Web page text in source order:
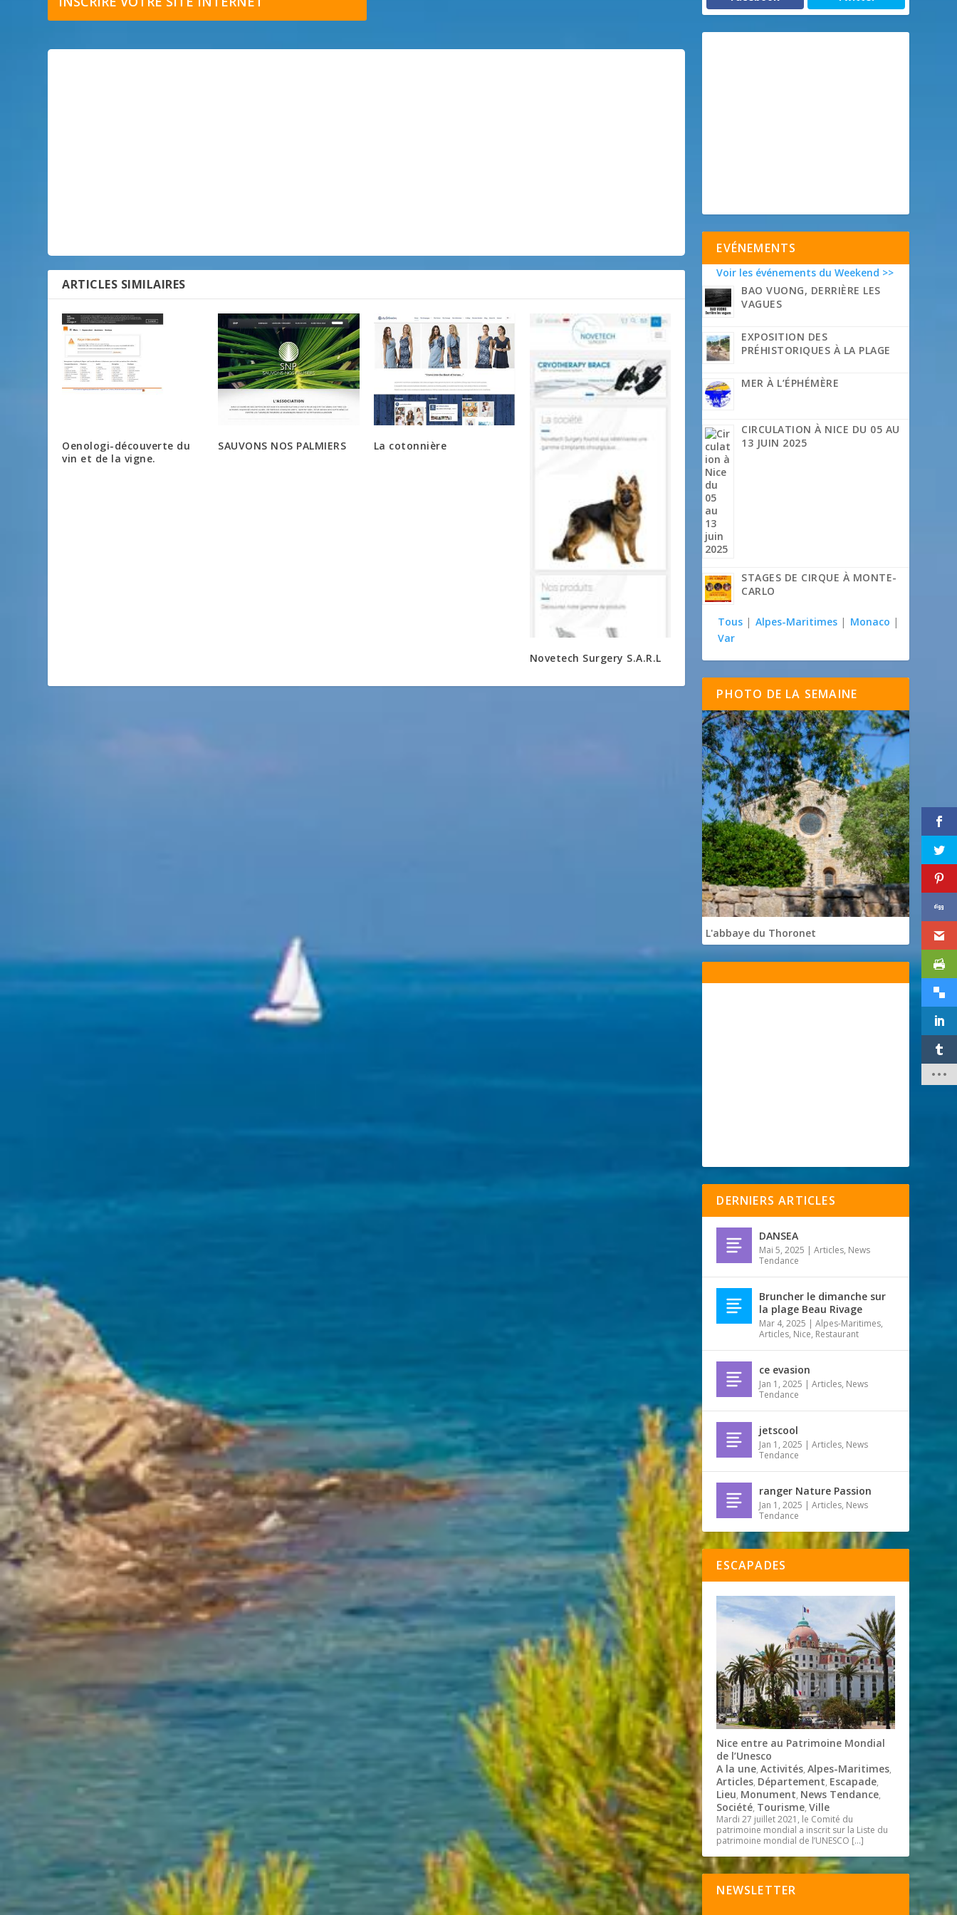
ARTICLES SIMILAIRES
Oenologi-découverte du
vin et de la vigne.
SAUVONS NOS PALMIERS La cotonnière
Novetech Surgery S.A.R.L
EVÉNEMENTS
Voir les événements du Weekend >>
BAO VUONG, DERRIÈRE LES
VAGUES
EXPOSITION DES
PRÉHISTORIQUES À LA PLAGE
MER À L’ÉPHÉMÈRE
CIRCULATION À NICE DU 05 AU
13 JUIN 2025
STAGES DE CIRQUE À MONTE-
CARLO
Tous | Alpes-Maritimes | Monaco |
Var
PHOTO DE LA SEMAINE
L'abbaye du Thoronet
DERNIERS ARTICLES
DANSEA
Mai 5, 2025 |Articles, News
Tendance
Bruncher le dimanche sur
la plage Beau Rivage
Mar 4, 2025 |Alpes-Maritimes,
Articles, Nice, Restaurant
ce evasion
Jan 1, 2025 |Articles, News
Tendance
jetscool
Jan 1, 2025 |Articles, News
Tendance
ranger Nature Passion
Jan 1, 2025 |Articles, News
Tendance
ESCAPADES
Nice entre au Patrimoine Mondial
de l’Unesco
A la une,Activités,Alpes-Maritimes,
Articles, Département, Escapade,
Lieu, Monument, News Tendance,
Société, Tourisme,Ville
Mardi 27 juillet 2021, le Comité du
patrimoine mondial a inscrit sur la Liste du
patrimoine mondial de l’UNESCO […]
NEWSLETTER